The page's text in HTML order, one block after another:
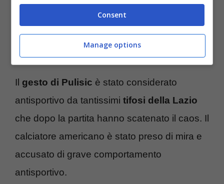
Minacce di morte a Pulisic
dopo Lazio-Milan
Il gesto di Pulisic è stato considerato
antisportivo da tantissimi tifosi della Lazio
che dopo la partita hanno scatenato il caos. Il
calciatore americano è stato preso di mira e
accusato di grave comportamento
antisportivo.
Consent
Manage options